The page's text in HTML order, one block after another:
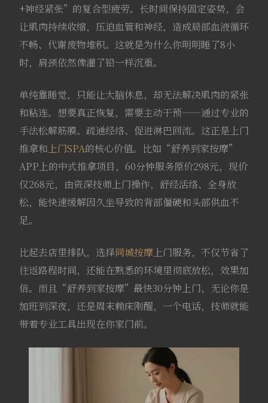
+神经紧张”的复合型疲劳。长时间保持固定姿势，会
让肌肉持续收缩，压迫血管和神经，造成局部血液循环
不畅、代谢废物堆积。这就是为什么你明明睡了8小
时，肩颈依然像灌了铅一样沉重。
单纯靠睡觉，只能让大脑休息，却无法解决肌肉的紧张
和粘连。想要真正恢复，需要主动干预——通过专业的
手法松解筋膜、疏通经络、促进淋巴回流。这正是上门
推拿和 上门SPA的核心价值。比如“舒养到家按摩”
APP上的中式推拿项目，60分钟服务原价298元，现价
仅268元，由资深技师上门操作，舒经活络、全身放
松，能快速缓解因久坐导致的背部僵硬和头部供血不
足。
比起去店里排队，选择同城按摩上门服务，不仅节省了
往返路程时间，还能在熟悉的环境里彻底放松，效果加
倍。而且“舒养到家按摩”最快30分钟上门，无论你是
加班到深夜，还是周末赖床刚醒，一个电话，技师就能
带着专业工具出现在你家门前。